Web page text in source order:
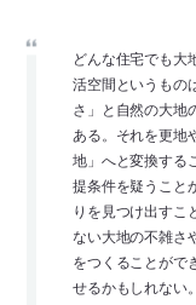
どんな住宅でも大
活空間というもの
さ」と自然の大地
ある。それを更地
地」へと変換する
提条件を疑うこと
りを見つけ出すこ
ない大地の不雑さ
をつくることがで
せるかもしれない。